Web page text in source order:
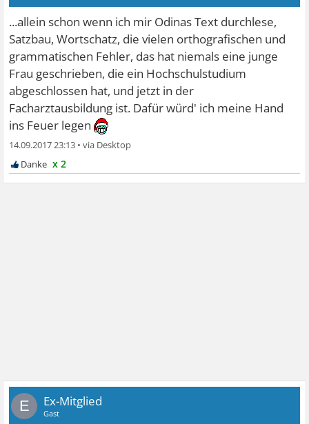
...allein schon wenn ich mir Odinas Text durchlese,
Satzbau, Wortschatz, die vielen orthografischen und
grammatischen Fehler, das hat niemals eine junge
Frau geschrieben, die ein Hochschulstudium
abgeschlossen hat, und jetzt in der
Facharztausbildung ist. Dafür würd' ich meine Hand
ins Feuer legen
14.09.2017 23:13 •
x 2
E Ex-Mitglied
Gast